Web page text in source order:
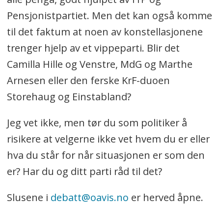
Pensjonistpartiet. Men det kan også komme
til det faktum at noen av konstellasjonene
trenger hjelp av et vippeparti. Blir det
Camilla Hille og Venstre, MdG og Marthe
Arnesen eller den ferske KrF-duoen
Storehaug og Einstabland?
Jeg vet ikke, men tør du som politiker å
risikere at velgerne ikke vet hvem du er eller
hva du står for når situasjonen er som den
er? Har du og ditt parti råd til det?
Slusene i debatt@oavis.no er herved åpne.